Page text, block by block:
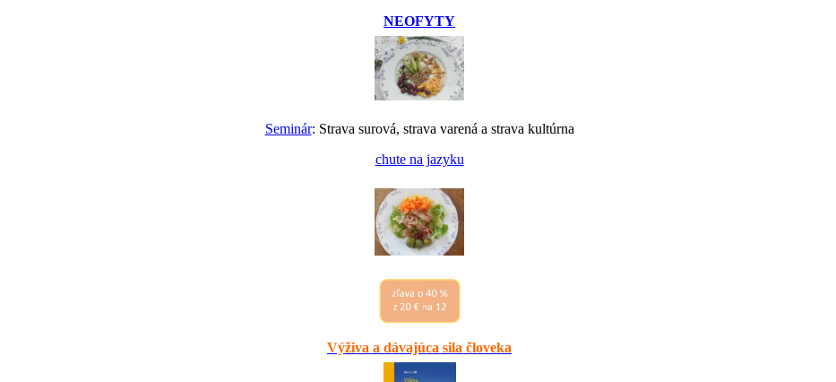
NEOFYTY
Seminár: Strava surová, strava varená a strava kultúrna
chute na jazyku
Výživa a dávajúca sila človeka